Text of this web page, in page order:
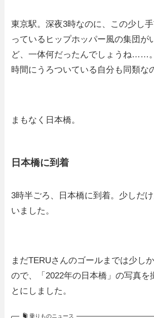
東京駅。深夜3時なのに、この少し
っているヒップホッパー風の集団が
ど、一体何だったんでしょうね……
時間にうろついている自分も同類な
まもなく日本橋。
日本橋に到着
3時半ごろ、日本橋に到着。少しだ
いました。
まだTERUさんのゴールまでは少し
ので、「2022年の日本橋」の写真を
とにしました。
乗りものニュース